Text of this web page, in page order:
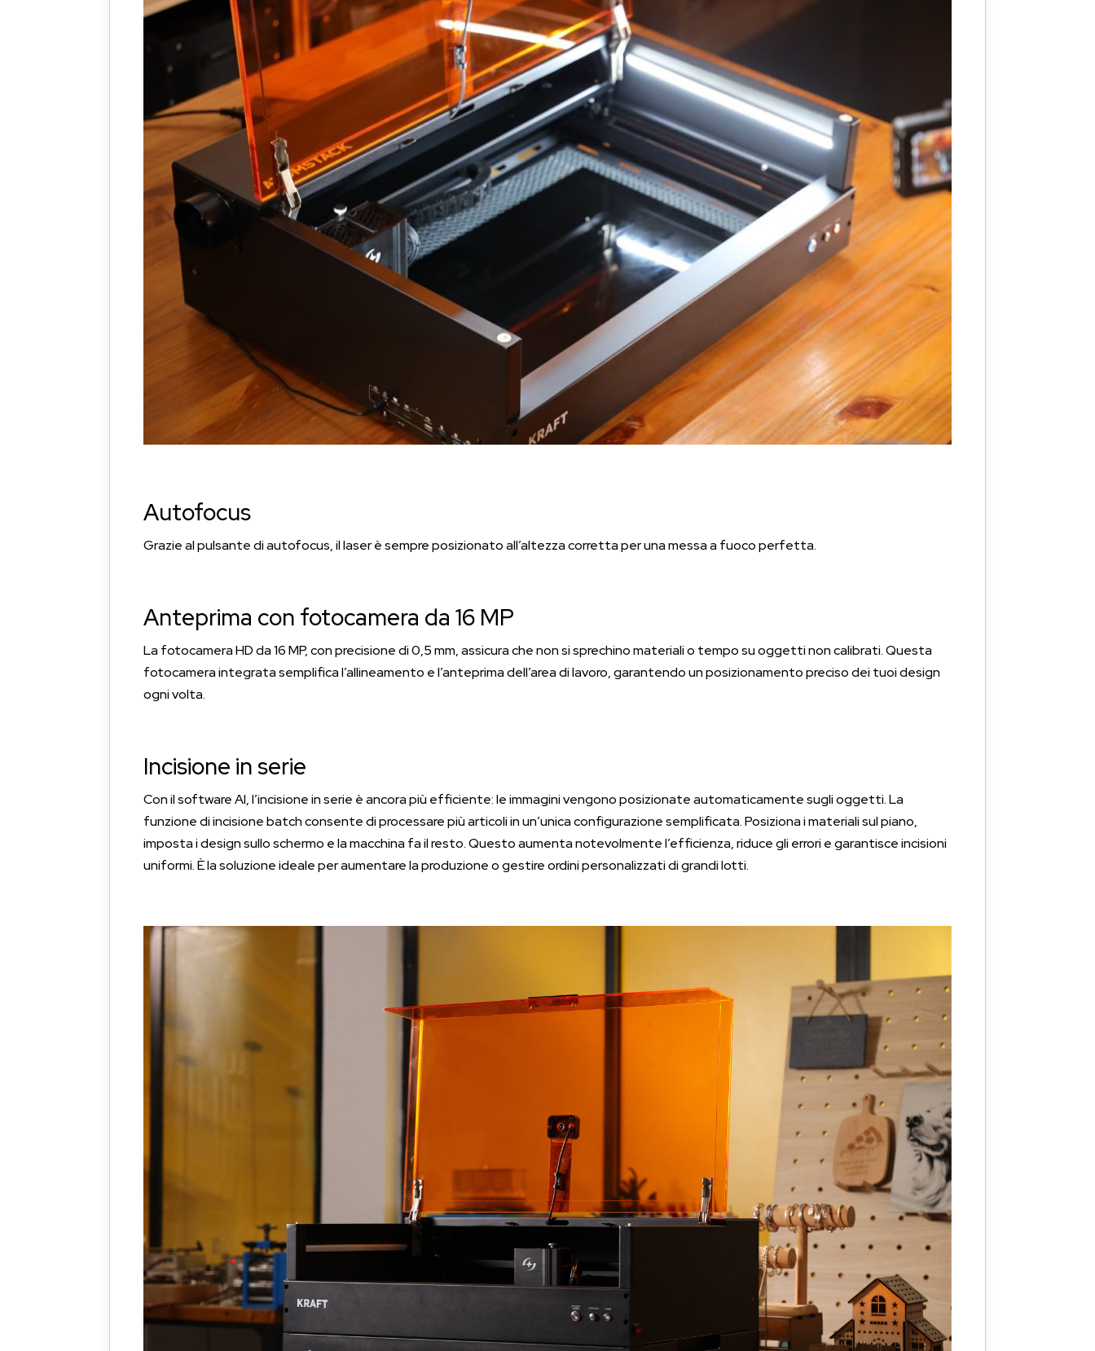
Autofocus
Grazie al pulsante di autofocus, il laser è sempre posizionato all’altezza corretta per una messa a fuoco perfetta.
Anteprima con fotocamera da 16 MP
La fotocamera HD da 16 MP, con precisione di 0,5 mm, assicura che non si sprechino materiali o tempo su oggetti non calibrati. Questa
fotocamera integrata semplifica l’allineamento e l’anteprima dell’area di lavoro, garantendo un posizionamento preciso dei tuoi design
ogni volta.
Incisione in serie
Con il software AI, l’incisione in serie è ancora più efficiente: le immagini vengono posizionate automaticamente sugli oggetti. La
funzione di incisione batch consente di processare più articoli in un’unica configurazione semplificata. Posiziona i materiali sul piano,
imposta i design sullo schermo e la macchina fa il resto. Questo aumenta notevolmente l’efficienza, riduce gli errori e garantisce incisioni
uniformi. È la soluzione ideale per aumentare la produzione o gestire ordini personalizzati di grandi lotti.